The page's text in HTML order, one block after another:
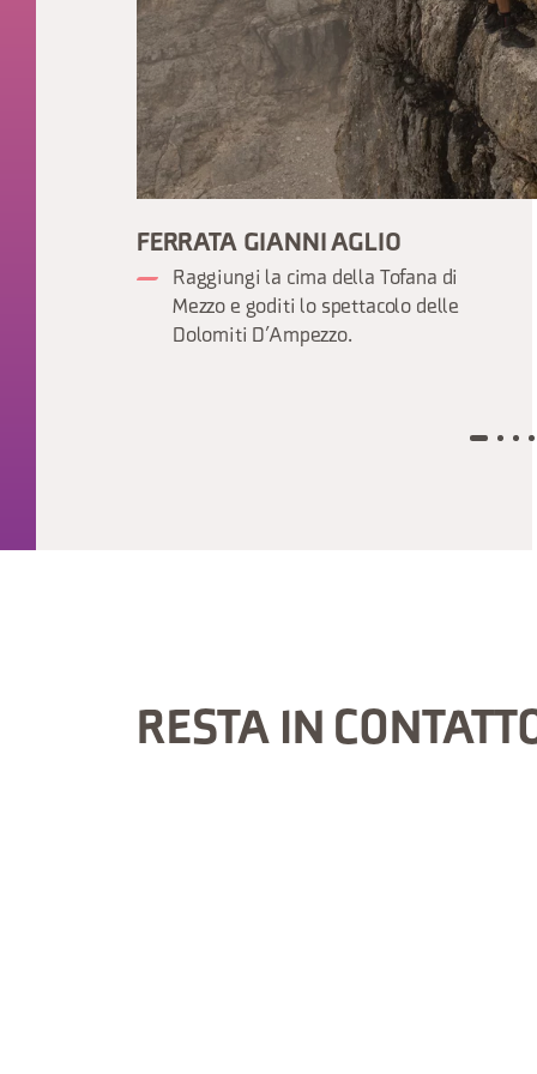
FERRATA GIANNI AGLIO
Raggiungi la cima della Tofana di
Mezzo e goditi lo spettacolo delle
Dolomiti D’Ampezzo.
RESTA IN